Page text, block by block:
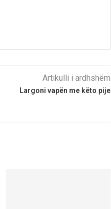
Artikulli i ardhshëm
Largoni vapën me këto pije